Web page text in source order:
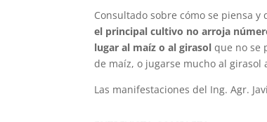
Consultado sobre cómo se piensa
el principal cultivo no arroja
lugar al maíz o al girasol que no se
de maíz, o jugarse mucho al
Las manifestaciones del Ing. Agr.